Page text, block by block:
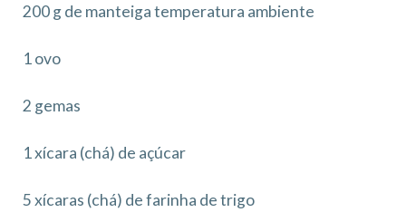
200 g de manteiga temperatura ambiente
1 ovo
2 gemas
1 xícara (chá) de açúcar
5 xícaras (chá) de farinha de trigo